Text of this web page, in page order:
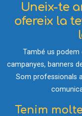
Uneix-te
ofereix la
També us
campanyes, banners
Som professionals
Tenim